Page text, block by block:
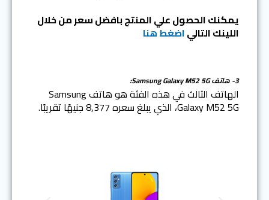
يمكنك الحصول علي المنتج بافضل سعر من خلال
اللينك التالياضغط هنا
3- هاتف Samsung Galaxy M52 5G:
الهاتف الثالث في هذه الفئة هو هاتف Samsung
Galaxy M52 5G، الذي يبلغ سعره 8,377 جنيهًا تقريبًا.